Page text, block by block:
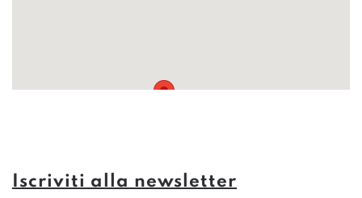
Iscriviti alla newsletter